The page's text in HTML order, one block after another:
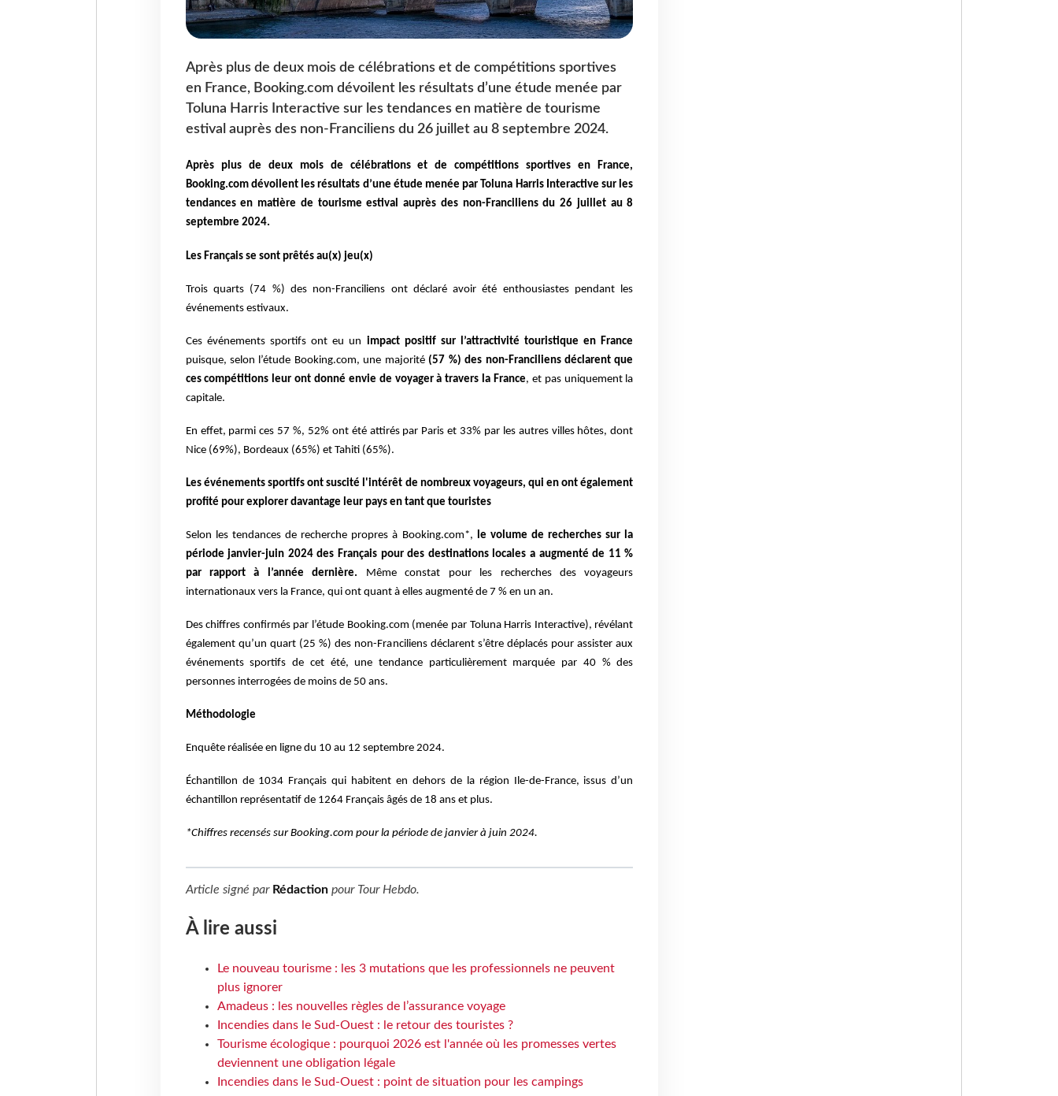
Après plus de deux mois de célébrations et de compétitions sportives
en France, Booking.com dévoilent les résultats d’une étude menée par
Toluna Harris Interactive sur les tendances en matière de tourisme
estival auprès des non-Franciliens du 26 juillet au 8 septembre 2024.
Après plus de deux mois de célébrations et de compétitions sportives en France,
Booking.com dévoilent les résultats d’une étude menée par Toluna Harris Interactive sur les
tendances en matière de tourisme estival auprès des non-Franciliens du 26 juillet au 8
septembre 2024.
Les Français se sont prêtés au(x) jeu(x)
Trois quarts (74 %) des non-Franciliens ont déclaré avoir été enthousiastes pendant les
événements estivaux.
Ces événements sportifs ont eu un impact positif sur l’attractivité touristique en France
puisque, selon l’étude Booking.com, une majorité (57 %) des non-Franciliens déclarent que
ces compétitions leur ont donné envie de voyager à travers la France, et pas uniquement la
capitale.
En effet, parmi ces 57 %, 52% ont été attirés par Paris et 33% par les autres villes hôtes, dont
Nice (69%), Bordeaux (65%) et Tahiti (65%).
Les événements sportifs ont suscité l'intérêt de nombreux voyageurs, qui en ont également
profité pour explorer davantage leur pays en tant que touristes
Selon les tendances de recherche propres à Booking.com*, le volume de recherches sur la
période janvier-juin 2024 des Français pour des destinations locales a augmenté de 11 %
par rapport à l’année dernière. Même constat pour les recherches des voyageurs
internationaux vers la France, qui ont quant à elles augmenté de 7 % en un an.
Des chiffres confirmés par l’étude Booking.com (menée par Toluna Harris Interactive), révélant
également qu’un quart (25 %) des non-Franciliens déclarent s’être déplacés pour assister aux
événements sportifs de cet été, une tendance particulièrement marquée par 40 % des
personnes interrogées de moins de 50 ans.
Méthodologie
Enquête réalisée en ligne du 10 au 12 septembre 2024.
Échantillon de 1034 Français qui habitent en dehors de la région Ile-de-France, issus d’un
échantillon représentatif de 1264 Français âgés de 18 ans et plus.
*Chiffres recensés sur Booking.com pour la période de janvier à juin 2024.
Article signé par Rédactionpour Tour Hebdo.
À lire aussi
Le nouveau tourisme : les 3 mutations que les professionnels ne peuvent
plus ignorer
Amadeus : les nouvelles règles de l’assurance voyage
Incendies dans le Sud-Ouest : le retour des touristes ?
Tourisme écologique : pourquoi 2026 est l'année où les promesses vertes
deviennent une obligation légale
Incendies dans le Sud-Ouest : point de situation pour les campings